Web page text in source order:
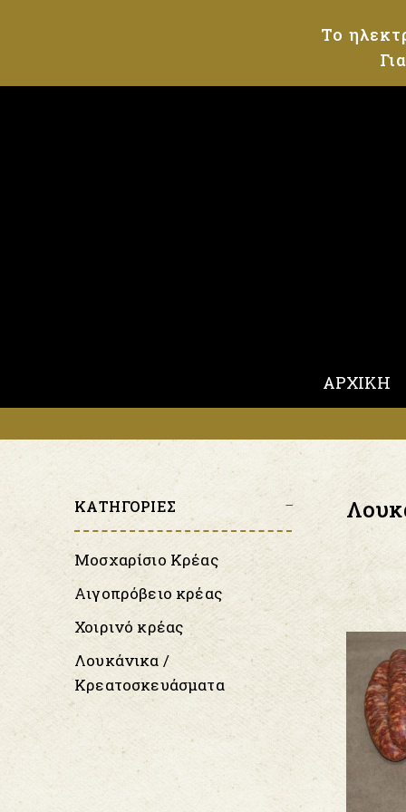
Το
ΑΡΧΙΚΗ
ΚΑΤΗΓΟΡΙΕΣ
Μοσχαρίσιο Κρέας
Αιγοπρόβειο κρέας
Χοιρινό κρέας
Λουκάνικα /
Κρεατοσκευάσματα